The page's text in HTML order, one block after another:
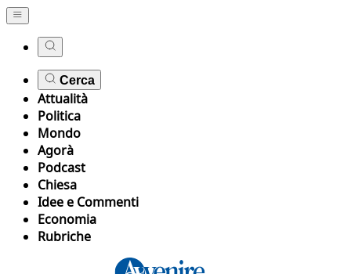
Cerca
Attualità
Politica
Mondo
Agorà
Podcast
Chiesa
Idee e Commenti
Economia
Rubriche